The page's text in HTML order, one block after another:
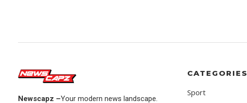
Newscapz –Your modern news landscape.
CATEGORIES
Sport